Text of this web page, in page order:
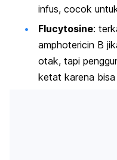
infus, cocok
Flucytosine:
amphotericin B
otak, tapi
ketat karena bisa